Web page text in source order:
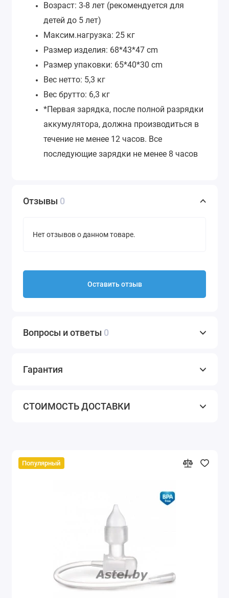
Возраст: 3-8 лет (рекомендуется для
детей до 5 лет)
Максим.нагрузка: 25 кг
Размер изделия: 68*43*47 cm
Размер упаковки: 65*40*30 cm
Вес нетто: 5,3 кг
Вес брутто: 6,3 кг
*Первая зарядка, после полной разрядки
аккумулятора, должна производиться в
течение не менее 12 часов. Все
последующие зарядки не менее 8 часов
Отзывы 0
Нет отзывов о данном товаре.
Оставить отзыв
Вопросы и ответы 0
Гарантия
СТОИМОСТЬ ДОСТАВКИ
Популярный